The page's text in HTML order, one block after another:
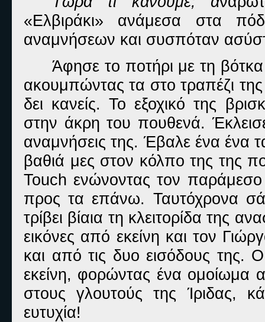
«Ελβιράκι» ανάμεσα στα
αναμνήσεων και συσπόταν
Άφησε το ποτήρι με τη
ακουμπώντας τα στο τραπέζι
δει κανείς. Το εξοχικό της
στην άκρη του πουθενά.
αναμνήσεις της. Έβαλε ένα ένα
βαθιά μες στον κόλπο της της
Touch ενώνοντας τον παράμεσο
προς τα επάνω. Ταυτόχρονα
τρίβει βίαια τη κλειτορίδα της
εικόνες από εκείνη και τον
και από τις δυο εισόδους της.
εκείνη, φορώντας ένα ομοίωμα
στους γλουτούς της Ίριδας,
ευτυχία!